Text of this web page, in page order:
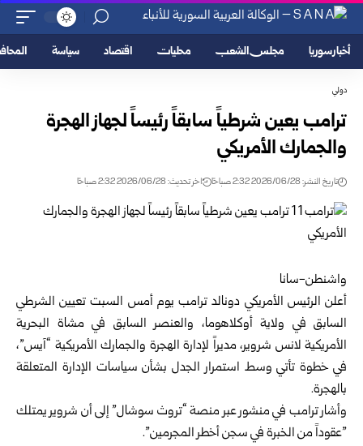
أخبار سوريا مجلس الشعب محليات اقتصاد سياسة
دولي
ترامب يعين شرطياً سابقاً رئيساً لجهاز الهجرة
والجمارك الأمريكي
تاريخ النشر: 2026/06/28 2:32 صباحًا اخر تحديث: 2026/06/28 2:32 صباحًا
واشنطن-سانا‏
أعلن الرئيس الأمريكي دونالد ترامب يوم أمس السبت تعيين الشرطي
السابق ‏في ولاية أوكلاهوما، والعنصر السابق في مشاة البحرية
الأمريكية لانس ‏شروير، مديراً لإدارة الهجرة والجمارك الأمريكية “آيس”،
في خطوة تأتي ‏وسط استمرار الجدل بشأن سياسات الإدارة المتعلقة
بالهجرة.‏
وأشار ترامب في منشور عبر منصة “تروث سوشال” إلى أن شروير يمتلك
‌‏”عقوداً من الخبرة في سجن أخطر المجرمين”.‏